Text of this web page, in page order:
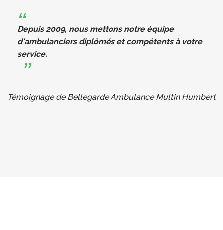
Depuis 2009, nous mettons notre équipe
d'ambulanciers diplômés et compétents à votre
service.
Témoignage de Bellegarde Ambulance Multin Humbert